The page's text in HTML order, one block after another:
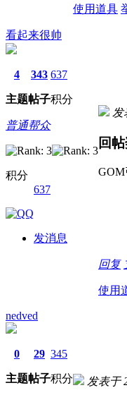
使用道具
看起来很帅
4
主题
343
帖子
637
积分
普通帮众
积分
637
发消息
发
回
GOM
回复
使用
nedved
0
主题
29
帖子
345
积分 发表于